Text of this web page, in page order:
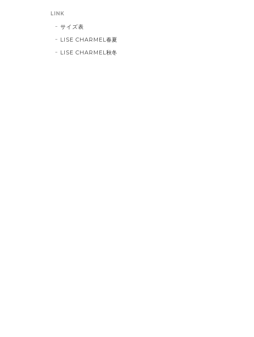
LINK
サイズ表
LISE CHARMEL春夏
LISE CHARMEL秋冬